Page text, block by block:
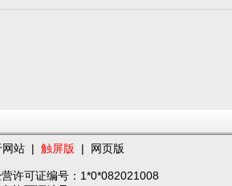
网站 | 触屏版 | 网页版
许可证编号：1*0*082021008